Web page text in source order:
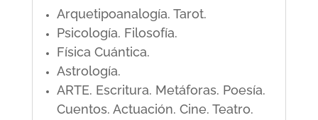
Arquetipoanalogía. Tarot.
Psicología. Filosofía.
Física Cuántica.
Astrología.
ARTE. Escritura. Metáforas. Poesía.
Cuentos. Actuación. Cine. Teatro.